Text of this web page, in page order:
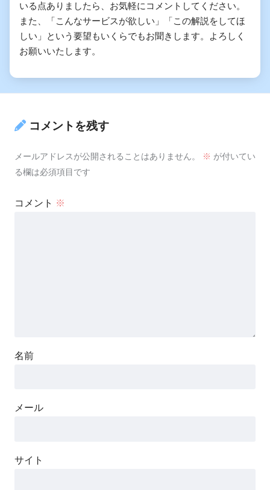
いる点ありましたら、お気軽にコメントしてください。
また、「こんなサービスが欲しい」「この解説をしてほ
しい」という要望もいくらでもお聞きします。よろしく
お願いいたします。
コメントを残す
メールアドレスが公開されることはありません。 ※ が付いてい
る欄は必須項目です
コメント ※
名前
メール
サイト